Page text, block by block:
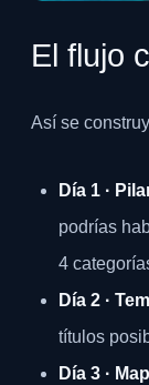
El flujo
Así se
Día 1 ·
podrías
4
Día 2 ·
títulos
Día 3 ·